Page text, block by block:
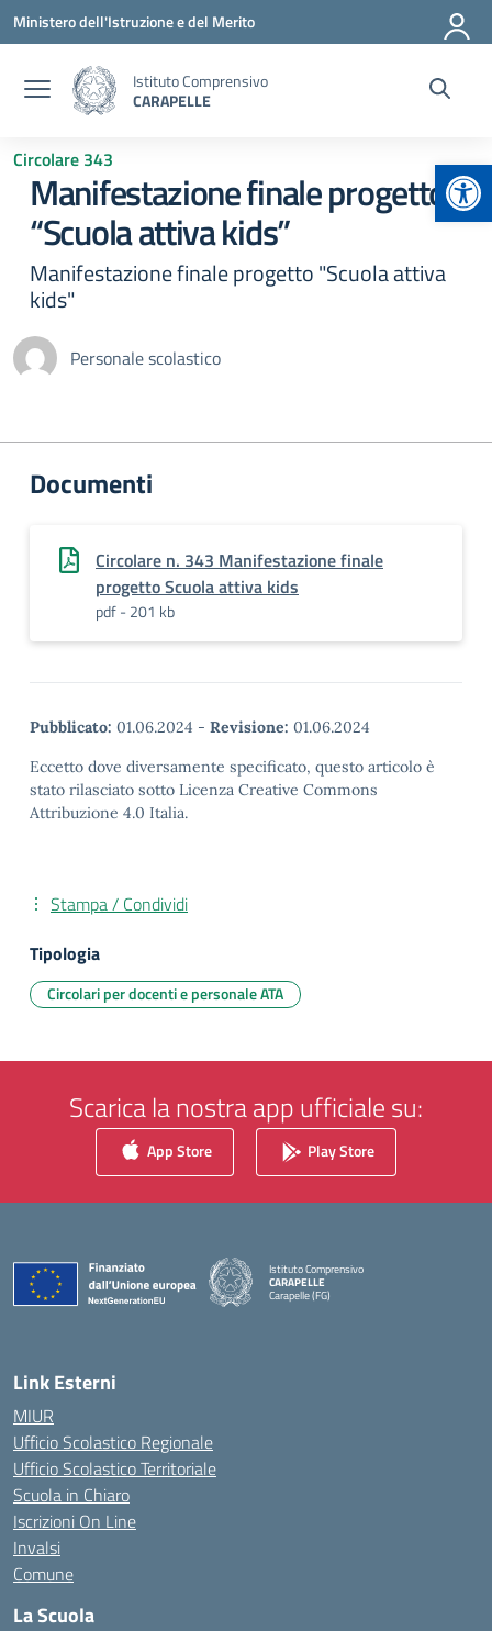
Vai ai contenuti
Vai al menu di navigazione
Vai al footer
Ministero dell'Istruzione e del Merito
Istituto Comprensivo
CARAPELLE
Circolare 343
Manifestazione finale progetto
“Scuola attiva kids”
Manifestazione finale progetto "Scuola attiva
kids"
Personale scolastico
Documenti
Circolare n. 343 Manifestazione finale
progetto Scuola attiva kids
pdf - 201 kb
Pubblicato: 01.06.2024 - Revisione: 01.06.2024
Eccetto dove diversamente specificato, questo articolo è
stato rilasciato sotto Licenza Creative Commons
Attribuzione 4.0 Italia.
Stampa / Condividi
Tipologia
Circolari per docenti e personale ATA
Scarica la nostra app ufficiale su:
App Store Play Store
Istituto Comprensivo
CARAPELLE
Carapelle (FG)
— Visita la pagina iniziale della scuola
Link Esterni
MIUR
Ufficio Scolastico Regionale
Ufficio Scolastico Territoriale
Scuola in Chiaro
Iscrizioni On Line
Invalsi
Comune
La Scuola